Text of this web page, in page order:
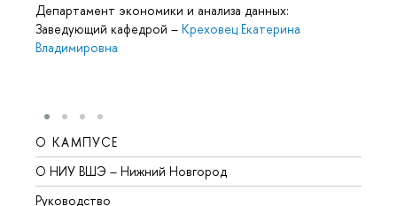
Департамент экономики и анализа данных:
Заведующий кафедрой – Креховец Екатерина
Владимировна
О КАМПУСЕ
О НИУ ВШЭ – Нижний Новгород
Руководство